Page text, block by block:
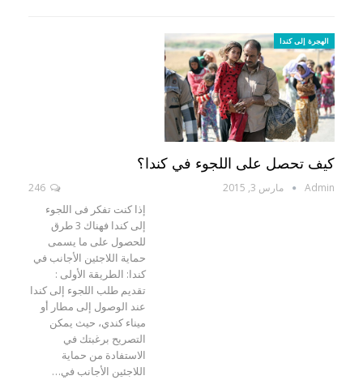
الهجرة إلى كندا
كيف تحصل على اللجوء في كندا؟
Admin مارس 3, 2015
إذا كنت تفكر فى اللجوء
إلى كندا فهناك 3 طرق
للحصول على ما يسمى
حماية اللاجئين الأجانب في
كندا: الطريقة الأولى :
تقديم طلب اللجوء إلى كندا
عند الوصول إلى مطار أو
ميناء كندي، حيث يمكن
التصريح برغبتك في
الاستفادة من حماية
اللاجئين الأجانب في…